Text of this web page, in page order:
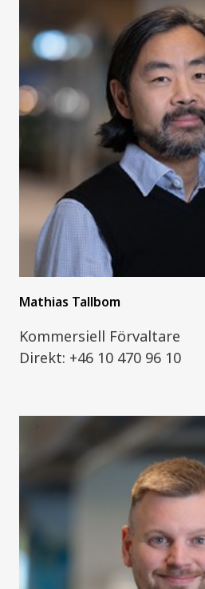
Mathias Tallbom
Kommersiell Förvaltare
Direkt: +46 10 470 96 10